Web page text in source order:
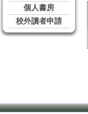
個人書房
校外讀者申請